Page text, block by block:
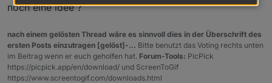
noch eine idee ?
nach einem gelösten Thread wäre es sinnvoll dies in der Überschrift des
ersten Posts einzutragen [gelöst]-... Bitte benutzt das Voting rechts unten
im Beitrag wenn er euch geholfen hat. Forum-Tools: PicPick
https://picpick.app/en/download/ und ScreenToGif
https://www.screentogif.com/downloads.html